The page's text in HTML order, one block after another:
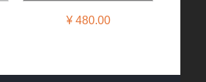
¥ 480.00